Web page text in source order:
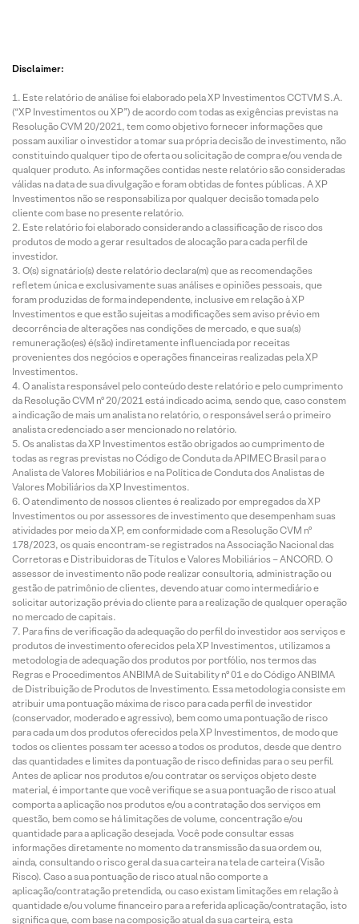
Disclaimer:
Este relatório de análise foi elaborado pela XP Investimentos CCTVM S.A.
(“XP Investimentos ou XP”) de acordo com todas as exigências previstas na
Resolução CVM 20/2021, tem como objetivo fornecer informações que
possam auxiliar o investidor a tomar sua própria decisão de investimento, não
constituindo qualquer tipo de oferta ou solicitação de compra e/ou venda de
qualquer produto. As informações contidas neste relatório são consideradas
válidas na data de sua divulgação e foram obtidas de fontes públicas. A XP
Investimentos não se responsabiliza por qualquer decisão tomada pelo
cliente com base no presente relatório.
Este relatório foi elaborado considerando a classificação de risco dos
produtos de modo a gerar resultados de alocação para cada perfil de
investidor.
O(s) signatário(s) deste relatório declara(m) que as recomendações
refletem única e exclusivamente suas análises e opiniões pessoais, que
foram produzidas de forma independente, inclusive em relação à XP
Investimentos e que estão sujeitas a modificações sem aviso prévio em
decorrência de alterações nas condições de mercado, e que sua(s)
remuneração(es) é(são) indiretamente influenciada por receitas
provenientes dos negócios e operações financeiras realizadas pela XP
Investimentos.
O analista responsável pelo conteúdo deste relatório e pelo cumprimento
da Resolução CVM nº 20/2021 está indicado acima, sendo que, caso constem
a indicação de mais um analista no relatório, o responsável será o primeiro
analista credenciado a ser mencionado no relatório.
Os analistas da XP Investimentos estão obrigados ao cumprimento de
todas as regras previstas no Código de Conduta da APIMEC Brasil para o
Analista de Valores Mobiliários e na Política de Conduta dos Analistas de
Valores Mobiliários da XP Investimentos.
O atendimento de nossos clientes é realizado por empregados da XP
Investimentos ou por assessores de investimento que desempenham suas
atividades por meio da XP, em conformidade com a Resolução CVM nº
178/2023, os quais encontram-se registrados na Associação Nacional das
Corretoras e Distribuidoras de Títulos e Valores Mobiliários – ANCORD. O
assessor de investimento não pode realizar consultoria, administração ou
gestão de patrimônio de clientes, devendo atuar como intermediário e
solicitar autorização prévia do cliente para a realização de qualquer operação
no mercado de capitais.
Para fins de verificação da adequação do perfil do investidor aos serviços e
produtos de investimento oferecidos pela XP Investimentos, utilizamos a
metodologia de adequação dos produtos por portfólio, nos termos das
Regras e Procedimentos ANBIMA de Suitability nº 01 e do Código ANBIMA
de Distribuição de Produtos de Investimento. Essa metodologia consiste em
atribuir uma pontuação máxima de risco para cada perfil de investidor
(conservador, moderado e agressivo), bem como uma pontuação de risco
para cada um dos produtos oferecidos pela XP Investimentos, de modo que
todos os clientes possam ter acesso a todos os produtos, desde que dentro
das quantidades e limites da pontuação de risco definidas para o seu perfil.
Antes de aplicar nos produtos e/ou contratar os serviços objeto deste
material, é importante que você verifique se a sua pontuação de risco atual
comporta a aplicação nos produtos e/ou a contratação dos serviços em
questão, bem como se há limitações de volume, concentração e/ou
quantidade para a aplicação desejada. Você pode consultar essas
informações diretamente no momento da transmissão da sua ordem ou,
ainda, consultando o risco geral da sua carteira na tela de carteira (Visão
Risco). Caso a sua pontuação de risco atual não comporte a
aplicação/contratação pretendida, ou caso existam limitações em relação à
quantidade e/ou volume financeiro para a referida aplicação/contratação, isto
significa que, com base na composição atual da sua carteira, esta